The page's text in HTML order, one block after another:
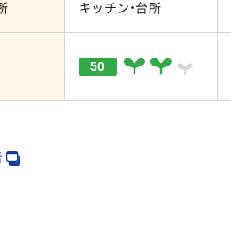
キッチン・台所
50